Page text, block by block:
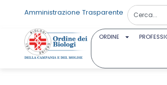
Amministrazione Trasparente
ORDINE